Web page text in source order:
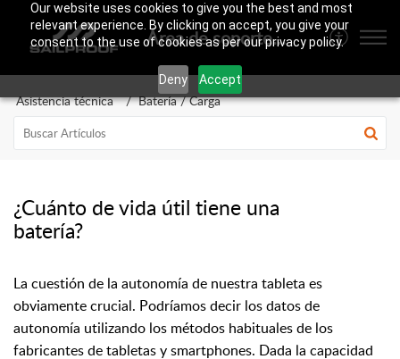
Our website uses cookies to give you the best and most
relevant experience. By clicking on accept, you give your
consent to the use of cookies as per our privacy policy.
Deny Accept
Área de soporte SailProof
Asistencia técnica Batería / Carga
¿Cuánto de vida útil tiene una
batería?
La cuestión de la autonomía de nuestra tableta es
obviamente crucial. Podríamos decir los datos de
autonomía utilizando los métodos habituales de los
fabricantes de tabletas y smartphones. Dada la capacidad